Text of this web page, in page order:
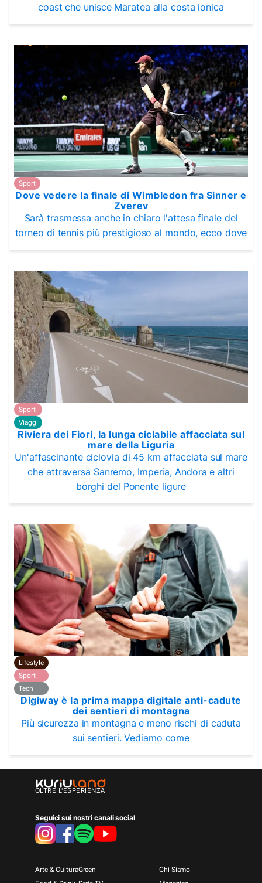
coast che unisce Maratea alla costa ionica
Sport
Dove vedere la finale di Wimbledon fra Sinner e
Zverev
Sarà trasmessa anche in chiaro l'attesa finale del
torneo di tennis più prestigioso al mondo, ecco dove
Sport
Viaggi
Riviera dei Fiori, la lunga ciclabile affacciata sul
mare della Liguria
Un'affascinante ciclovia di 45 km affacciata sul mare
che attraversa Sanremo, Imperia, Andora e altri
borghi del Ponente ligure
Lifestyle
Sport
Tech
Digiway è la prima mappa digitale anti-cadute
dei sentieri di montagna
Più sicurezza in montagna e meno rischi di caduta
sui sentieri. Vediamo come
OLTRE L'ESPERIENZA
Seguici sui nostri canali social
Arte & CulturaGreen
Chi Siamo